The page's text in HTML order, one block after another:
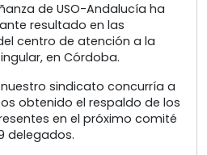
de USO-Andalucía ha
resultado en las
centro de atención a la
en Córdoba.
sindicato concurría a
obtenido el respaldo de los
en el próximo comité
delegados.